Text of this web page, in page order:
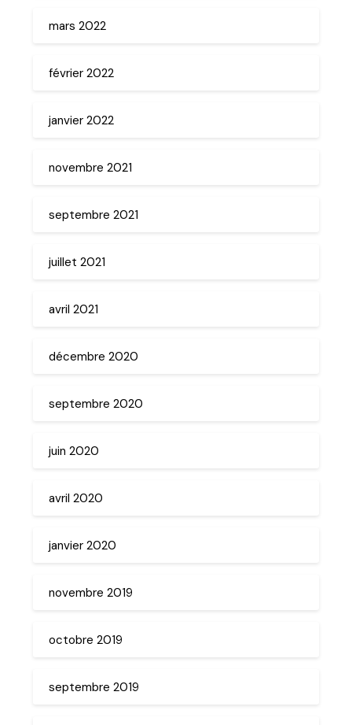
mars 2022
février 2022
janvier 2022
novembre 2021
septembre 2021
juillet 2021
avril 2021
décembre 2020
septembre 2020
juin 2020
avril 2020
janvier 2020
novembre 2019
octobre 2019
septembre 2019